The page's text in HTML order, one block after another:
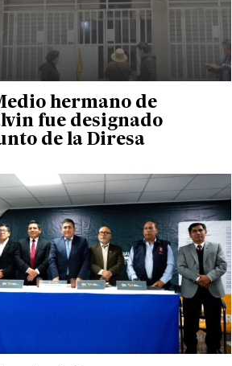
hermano de
fue designado
de la Diresa